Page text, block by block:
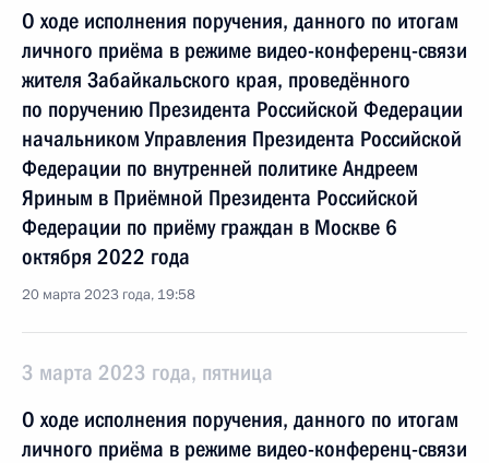
О ходе исполнения поручения, данного по итогам
личного приёма в режиме видео-конференц-связи
жителя Забайкальского края, проведённого
по поручению Президента Российской Федерации
начальником Управления Президента Российской
Федерации по внутренней политике Андреем
Яриным в Приёмной Президента Российской
Федерации по приёму граждан в Москве 6
октября 2022 года
20 марта 2023 года, 19:58
3 марта 2023 года, пятница
О ходе исполнения поручения, данного по итогам
личного приёма в режиме видео-конференц-связи